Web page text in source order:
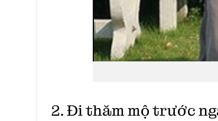
2. Đi thăm mộ trước